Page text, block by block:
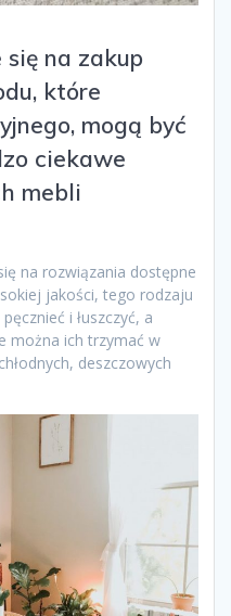
na zakup
które
mogą być
ciekawe
mebli
na rozwiązania dostępne
jakości, tego rodzaju
i łuszczyć, a
można ich trzymać w
deszczowych